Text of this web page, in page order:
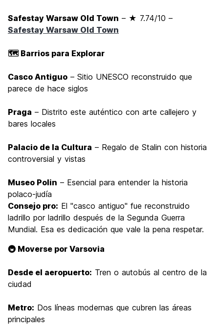
Safestay Warsaw Old Town – ★ 7.74/10 –
Safestay Warsaw Old Town
🗺️ Barrios para Explorar
Casco Antiguo – Sitio UNESCO reconstruido que
parece de hace siglos
Praga – Distrito este auténtico con arte callejero y
bares locales
Palacio de la Cultura – Regalo de Stalin con historia
controversial y vistas
Museo Polin – Esencial para entender la historia
polaco-judía
Consejo pro: El "casco antiguo" fue reconstruido
ladrillo por ladrillo después de la Segunda Guerra
Mundial. Esa es dedicación que vale la pena respetar.
🚇 Moverse por Varsovia
Desde el aeropuerto: Tren o autobús al centro de la
ciudad
Metro: Dos líneas modernas que cubren las áreas
principales